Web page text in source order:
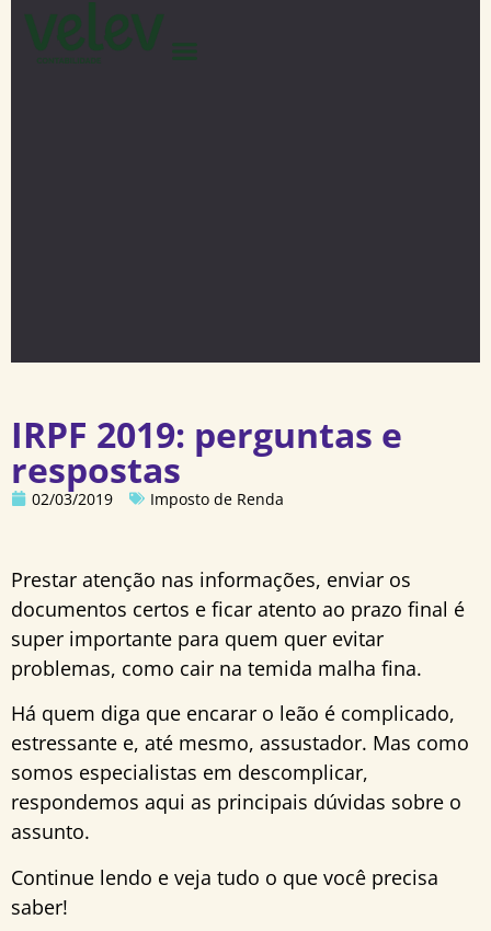
IRPF 2019: perguntas e
respostas
02/03/2019 Imposto de Renda
Prestar atenção nas informações, enviar os
documentos certos e ficar atento ao prazo final é
super importante para quem quer evitar
problemas, como cair na temida malha fina.
Há quem diga que encarar o leão é complicado,
estressante e, até mesmo, assustador. Mas como
somos especialistas em descomplicar,
respondemos aqui as principais dúvidas sobre o
assunto.
Continue lendo e veja tudo o que você precisa
saber!